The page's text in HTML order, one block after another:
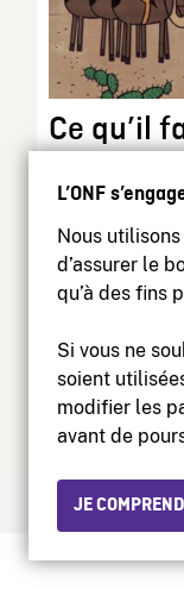
L’ONF
Nous
d’assurer le
qu’à des fins
Si vous ne
soient
modifier les
avant de
JE
Ce qu’il
Les vacances
savez, ce
Animation,
conservateur | 12